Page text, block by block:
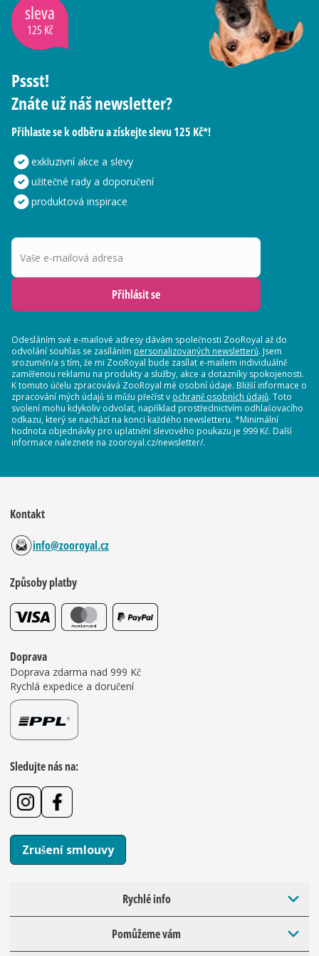
sleva
125 Kč
Pssst!
Znáte už náš newsletter?
Přihlaste se k odběru a získejte slevu 125 Kč*!
exkluzivní akce a slevy
užitečné rady a doporučení
produktová inspirace
Vaše e-mailová adresa
Přihlásit se
Odesláním své e-mailové adresy dávám společnosti ZooRoyal až do
odvolání souhlas se zasíláním personalizovaných newsletterů. Jsem
srozuměn/a s tím, že mi ZooRoyal bude zasílat e-mailem individuálně
zaměřenou reklamu na produkty a služby, akce a dotazníky spokojenosti.
K tomuto účelu zpracovává ZooRoyal mé osobní údaje. Bližší informace o
zpracování mých údajů si můžu přečíst v ochraně osobních údajů. Toto
svolení mohu kdykoliv odvolat, například prostřednictvím odhlašovacího
odkazu, který se nachází na konci každého newsletteru. *Minimální
hodnota objednávky pro uplatnění slevového poukazu je 999 Kč. Další
informace naleznete na zooroyal.cz/newsletter/.
Kontakt
info@zooroyal.cz
Způsoby platby
Doprava
Doprava zdarma nad 999 Kč
Rychlá expedice a doručení
Sledujte nás na:
Zrušení smlouvy
Rychlé info
Pomůžeme vám